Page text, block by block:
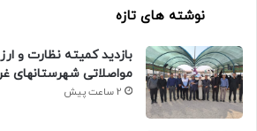
نوشته های تازه
بازدید کمیته نظارت و
مواصلاتی شهرستانهای
2 ساعت پیش